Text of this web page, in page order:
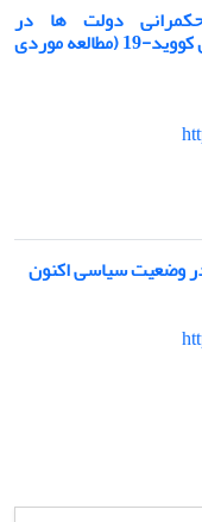
دولت ها در
سیاست‌گذاری سلامت برای کنترل همه گیری کووید-19 (مطالعه موردی
در وضعیت سیاسی اکنون